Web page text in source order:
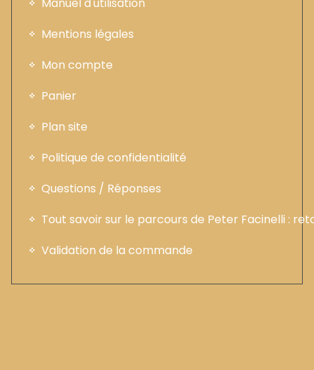
Manuel d'utilisation
Mentions légales
Mon compte
Panier
Plan site
Politique de confidentialité
Questions / Réponses
Tout savoir sur le parcours de Peter Facinelli :
Validation de la commande